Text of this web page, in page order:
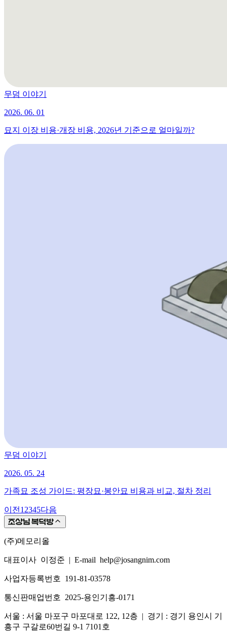
무덤 이야기
2026. 06. 01
묘지 이장 비용·개장 비용, 2026년 기준으로 얼마일까?
무덤 이야기
2026. 05. 24
가족묘 조성 가이드: 평장묘·봉안묘 비용과 비교, 절차 정리
이전 1 2345다음
(주)메모리올
대표이사 이정준 | E-mail help@josangnim.com
사업자등록번호 191-81-03578
통신판매업번호 2025-용인기흥-0171
서울 : 서울 마포구 마포대로 122, 12층 | 경기 : 경기 용인시 기
흥구 구갈로60번길 9-1 7101호